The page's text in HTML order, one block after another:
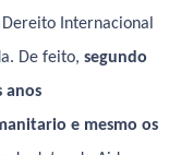
Internacional
De feito, segundo
anos
e mesmo os